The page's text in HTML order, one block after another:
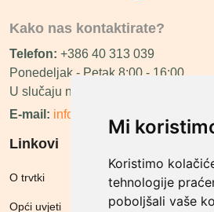
Mi
Koristimo
tehnologije
poboljšali vaše
Kako nas kontaktirate?
Telefon: +386 40 313 039
Ponedeljak - Petak 8:00 - 16:00
U slučaju neraspoloživosti ćemo vas
E-mail: info@megashop.hr
Linkovi
O trvtki
Opći uvjeti